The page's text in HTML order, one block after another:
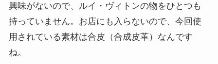
興味がないので、ルイ・ヴィトンの物をひとつも
持っていません。お店にも入らないので、今回使
用されている素材は合皮（合成皮革）なんです
ね。